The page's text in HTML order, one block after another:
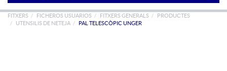
FITXERS FICHEROS USUARIOS FITXERS GENERALS
PRODUCTES
UTENSILIS DE NETEJA
PAL TELESCÒPIC UNGER